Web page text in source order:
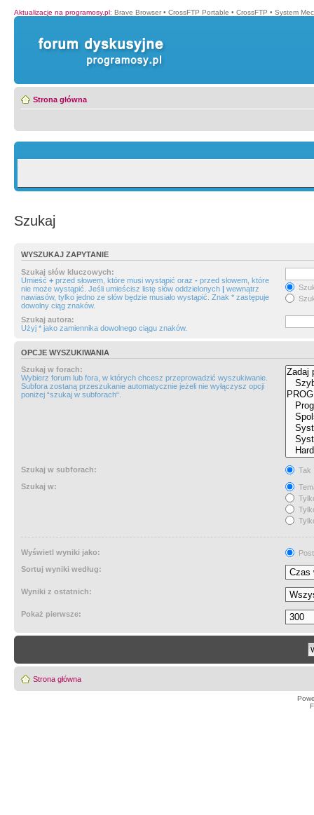
Aktualizacje na programosy.pl: Brave Browser • CrossFTP Portable • CrossFTP • System
Strona główna
Szukaj
WYSZUKAJ ZAPYTANIE
Szukaj słów kluczowych:
Umieść + przed słowem, które musi wystąpić oraz - przed słowem, które
nie może wystąpić. Jeśli umieścisz listę słów oddzielonych | wewnątrz
nawiasów, tylko jedno ze słów będzie musiało wystąpić. Znak * zastępuje
dowolny ciąg znaków.
Szukaj autora:
Użyj * jako zamiennika dowolnego ciągu znaków.
OPCJE WYSZUKIWANIA
Szukaj w forach:
Wybierz forum lub fora, w których chcesz przeprowadzić wyszukiwanie.
Subfora zostaną przeszukanie automatycznie jeżeli nie wyłączysz opcji
poniżej “szukaj w subforach“.
Szukaj w subforach:
Tak
Szukaj w:
Wyświetl wyniki jako:
Sortuj wyniki według:
Wyniki z ostatnich:
Pokaż pierwsze:
Strona główna